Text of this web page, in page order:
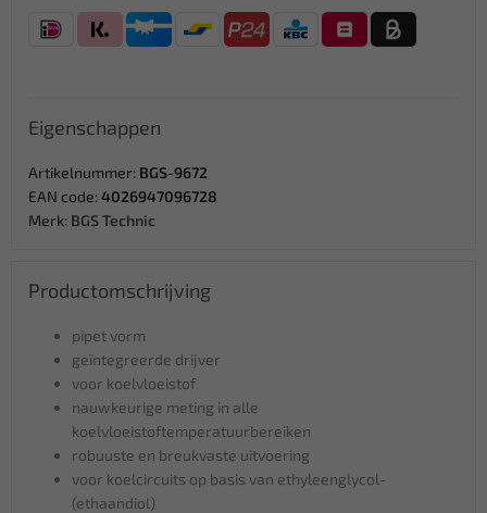
Eigenschappen
Artikelnummer: BGS-9672
EAN code: 4026947096728
Merk: BGS Technic
Productomschrijving
pipet vorm
geïntegreerde drijver
voor koelvloeistof
nauwkeurige meting in alle
koelvloeistoftemperatuurbereiken
robuuste en breukvaste uitvoering
voor koelcircuits op basis van ethyleenglycol-
(ethaandiol)